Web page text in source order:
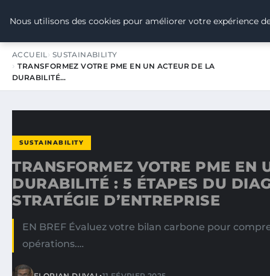
TOUR DE FRANCE POUR LE
ACCUEIL SUSTAINABILITY
TRANSFORMEZ VOTRE PME EN UN ACTEUR DE LA
DURABILITÉ…
SUSTAINABILITY
TRANSFORMEZ VOTRE PME EN
DURABILITÉ : 5 ÉTAPES DU
STRATÉGIE D’ENTREPRISE
EN BREF Évaluez votre bilan carbone pour
opérations.…
Nous utilisons des cookies pour améliorer votre expérience